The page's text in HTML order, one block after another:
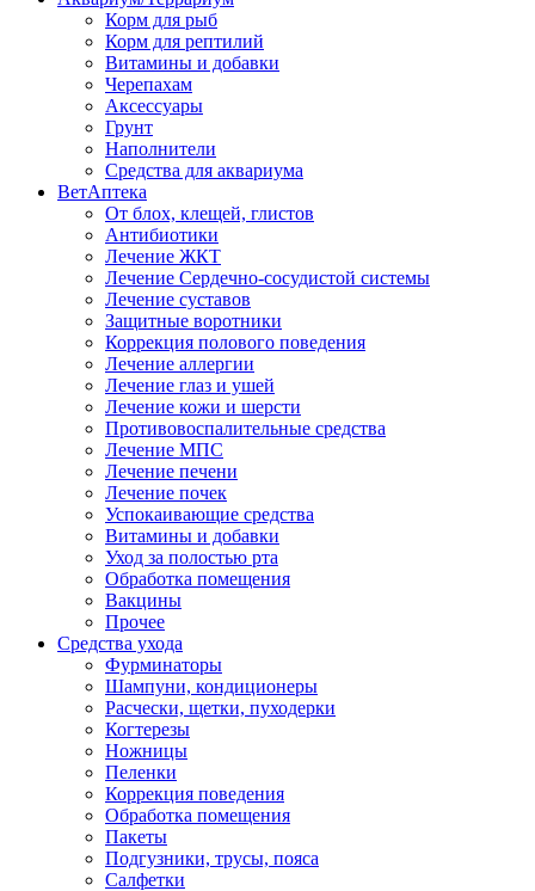
Корм для рыб
Корм для рептилий
Витамины и добавки
Черепахам
Аксессуары
Грунт
Наполнители
Средства для аквариума
ВетАптека
От блох, клещей, глистов
Антибиотики
Лечение ЖКТ
Лечение Сердечно-сосудистой системы
Лечение суставов
Защитные воротники
Коррекция полового поведения
Лечение аллергии
Лечение глаз и ушей
Лечение кожи и шерсти
Противовоспалительные средства
Лечение МПС
Лечение печени
Лечение почек
Успокаивающие средства
Витамины и добавки
Уход за полостью рта
Обработка помещения
Вакцины
Прочее
Средства ухода
Фурминаторы
Шампуни, кондиционеры
Расчески, щетки, пуходерки
Когтерезы
Ножницы
Пеленки
Коррекция поведения
Обработка помещения
Пакеты
Подгузники, трусы, пояса
Салфетки